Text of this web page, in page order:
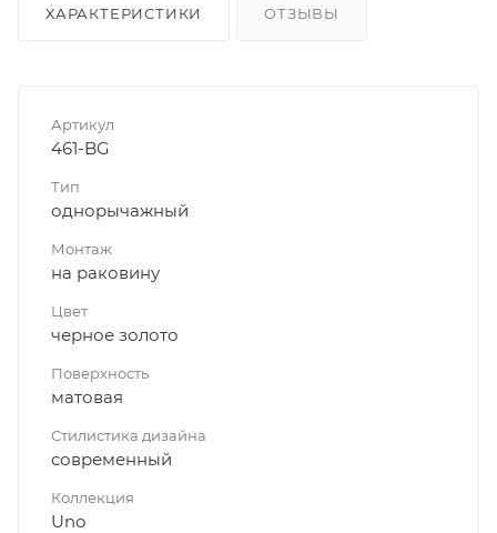
ХАРАКТЕРИСТИКИ ОТЗЫВЫ
Артикул
461-BG
Тип
однорычажный
Монтаж
на раковину
Цвет
черное золото
Поверхность
матовая
Стилистика дизайна
современный
Коллекция
Uno